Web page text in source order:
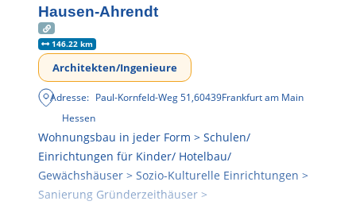
Hausen-Ahrendt
146.22 km
Architekten/Ingenieure
Adresse: Paul-Kornfeld-Weg 51,60439Frankfurt am Main
Hessen
Wohnungsbau in jeder Form > Schulen/
Einrichtungen für Kinder/ Hotelbau/
Gewächshäuser > Sozio-Kulturelle Einrichtungen >
Sanierung Gründerzeithäuser >